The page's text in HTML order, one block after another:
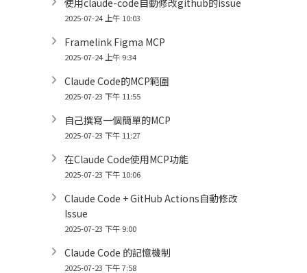
2025-07-24 上午 10:03
Framelink Figma MCP
2025-07-24 上午 9:34
Claude Code的MCP範圍
2025-07-23 下午 11:55
自己撰寫一個簡單的MCP
2025-07-23 下午 11:27
在Claude Code使用MCP功能
2025-07-23 下午 10:06
Claude Code + GitHub Actions自動修改
Issue
2025-07-23 下午 9:00
Claude Code 的記憶機制
2025-07-23 下午 7:58